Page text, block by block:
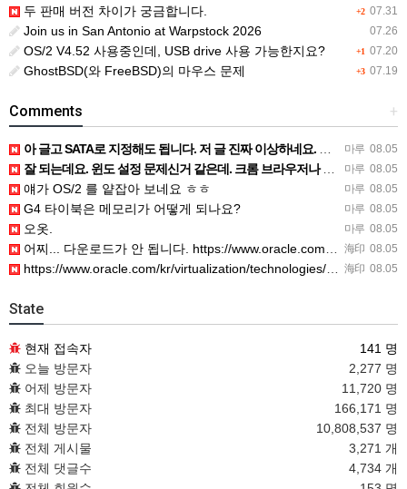
+2 07.31
두 판매 버전 차이가 궁금합니다.
07.26
Join us in San Antonio at Warpstock 2026
+1 07.20
OS/2 V4.52 사용중인데, USB drive 사용 가능한지요?
+3 07.19
GhostBSD(와 FreeBSD)의 마우스 문제
+
Comments
마루 08.05
아 글고 SATA로 지정해도 됩니다. 저 글 진짜 이상하네요. 옛날꺼 퍼와서 그런거 같은데요.
마루 08.05
잘 되는데요. 윈도 설정 문제신거 같은데. 크롬 브라우저나 파폭으로 해 보세요
마루 08.05
얘가 OS/2 를 얕잡아 보네요 ㅎㅎ
마루 08.05
G4 타이북은 메모리가 어떻게 되나요?
마루 08.05
오옷.
海印 08.05
어찌... 다운로드가 안 됩니다. https://www.oracle.com/kr/virtualization/…
海印 08.05
https://www.oracle.com/kr/virtualization/technologies/vm/dow…
State
현재 접속자
141 명
오늘 방문자
2,277 명
어제 방문자
11,720 명
최대 방문자
166,171 명
전체 방문자
10,808,537 명
전체 게시물
3,271 개
전체 댓글수
4,734 개